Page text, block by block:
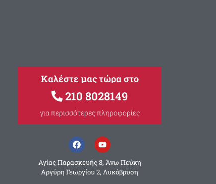
Καλέστε μας τώρα στο
210 8028149
για περισσότερες πληροφορίες
Αγίας Παρασκευής 8, Άνω Πεύκη
Αργύρη Γεωργίου 2, Λυκόβρυση